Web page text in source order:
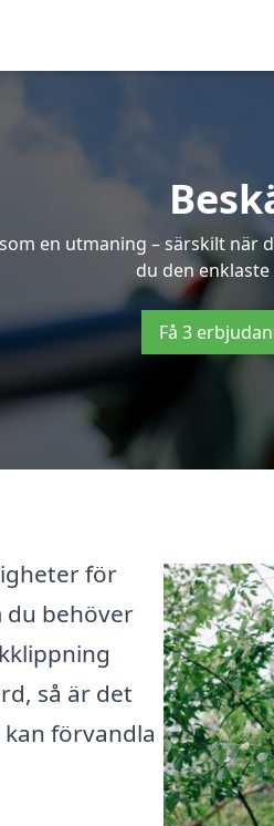
en utmaning – särskilt
du den
Få 3
för
du behöver
så är det
förvandla